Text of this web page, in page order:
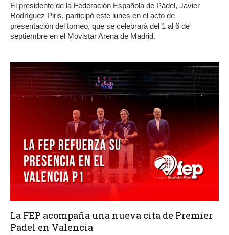
El presidente de la Federación Española de Pádel, Javier
Rodríguez Piris, participó este lunes en el acto de
presentación del torneo, que se celebrará del 1 al 6 de
septiembre en el Movistar Arena de Madrid.
La FEP acompaña una nueva cita de Premier
Padel en Valencia